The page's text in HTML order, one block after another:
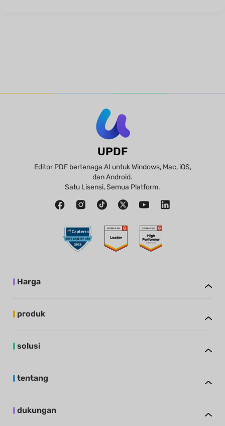
UPDF
Editor PDF bertenaga AI untuk Windows, Mac, iOS,
dan Android.
Satu Lisensi, Semua Platform.
Harga
produk
solusi
tentang
dukungan